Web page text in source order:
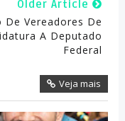
Older Article
Vereadores De
A Deputado
Federal
Veja mais